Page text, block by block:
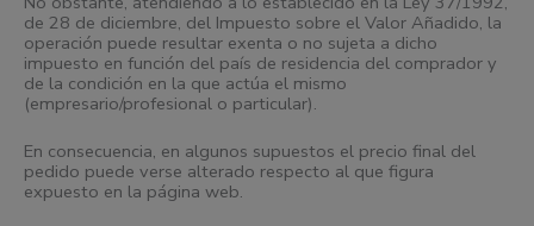
de 28 de diciembre, del Impuesto sobre el Valor Añadido, la
operación puede resultar exenta o no sujeta a dicho
impuesto en función del país de residencia del comprador y
de la condición en la que actúa el mismo
(empresario/profesional o particular).
En consecuencia, en algunos supuestos el precio final del
pedido puede verse alterado respecto al que figura
expuesto en la página web.